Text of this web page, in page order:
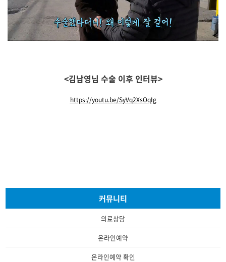
<김남영님 수술 이후 인터뷰>
https://youtu.be/SyVq2XsOqIg
커뮤니티
의료상담
온라인예약
온라인예약 확인